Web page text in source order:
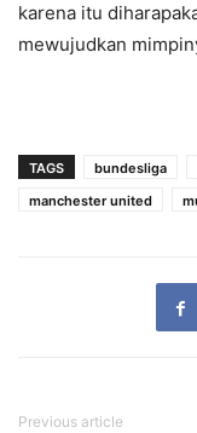
karena itu
mewujudkan
TAGS bundesliga
manchester united
Previous article